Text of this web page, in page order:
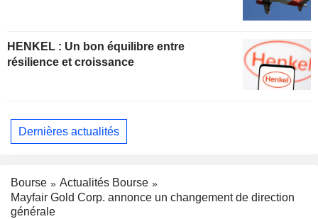
HENKEL : Un bon équilibre entre
résilience et croissance
Dernières actualités
Bourse
Actualités Bourse
Mayfair Gold Corp. annonce un changement de direction
générale